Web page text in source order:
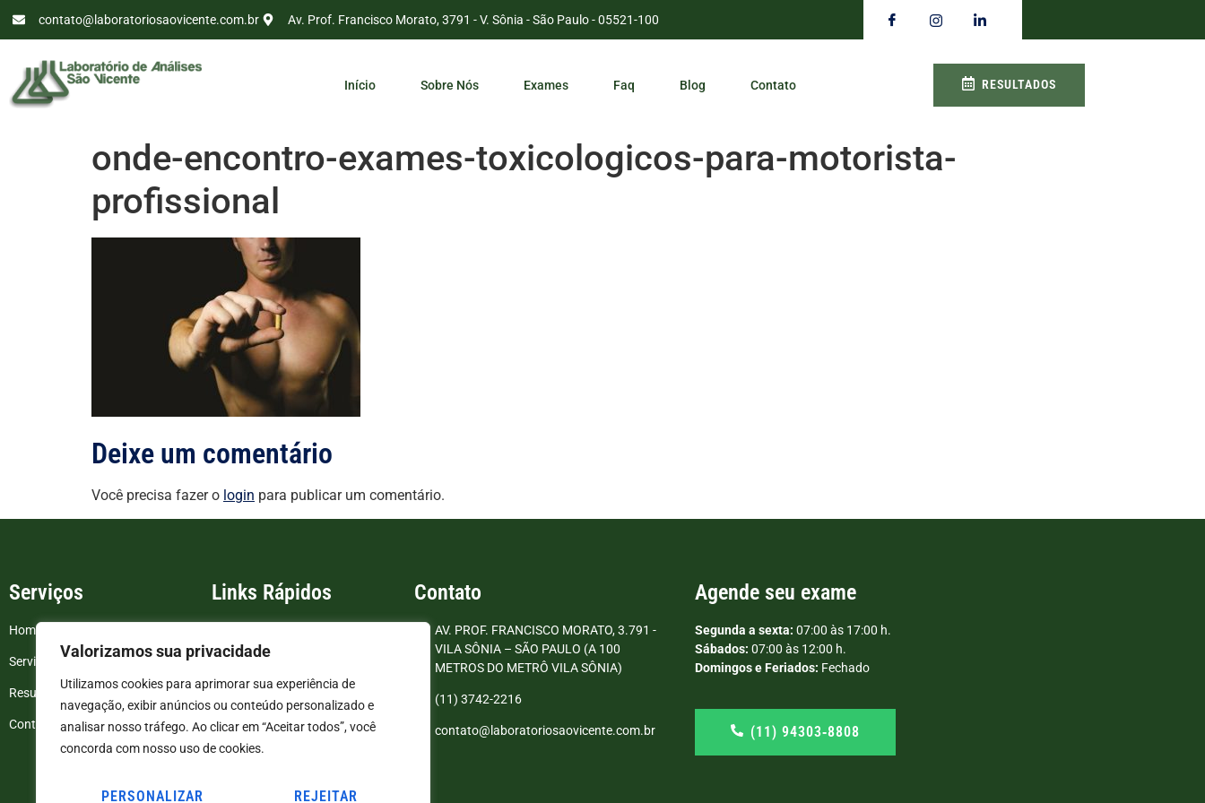
Valorizamos sua privacidade
Utilizamos cookies para aprimorar sua experiência de
navegação, exibir anúncios ou conteúdo personalizado e
analisar nosso tráfego. Ao clicar em “Aceitar todos”, você
concorda com nosso uso de cookies.
PERSONALIZAR REJEITAR
contato@laboratoriosaovicente.com.br Av. Prof. Francisco Morato, 3791 - V. Sônia - São Paulo - 05521-100
Início Sobre Nós Exames Faq Blog Contato RESULTADOS
onde-encontro-exames-toxicologicos-para-motorista-
profissional
Deixe um comentário
Você precisa fazer o login para publicar um comentário.
Serviços
Home
Serviços
Resultados de exames
Contato
Links Rápidos
Blog
Politica de Privacidade
Termos e Condições
Contato
AV. PROF. FRANCISCO MORATO, 3.791 -
VILA SÔNIA – SÃO PAULO (A 100
METROS DO METRÔ VILA SÔNIA)
(11) 3742-2216
contato@laboratoriosaovicente.com.br
Agende seu exame
Segunda a sexta: 07:00 às 17:00 h.
Sábados: 07:00 às 12:00 h.
Domingos e Feriados: Fechado
(11) 94303‑8808